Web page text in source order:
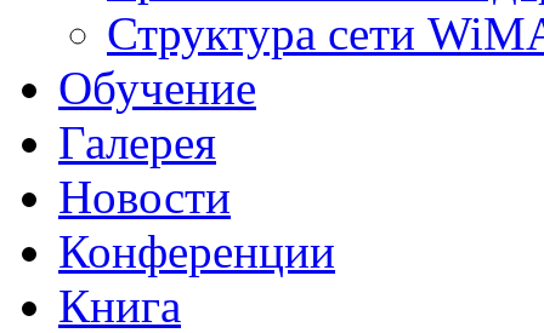
Структура сети
Обучение
Галерея
Новости
Конференции
Книга